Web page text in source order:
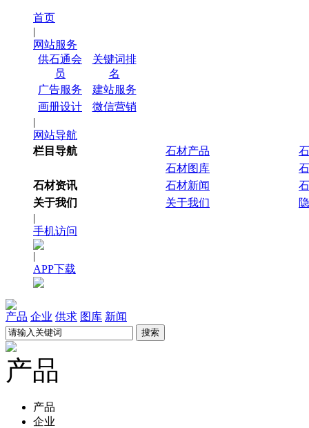
首页
|
网站服务
供石通会
员
关键词排
名
广告服务
建站服务
画册设计
微信营销
|
网站导航
栏目导航
石材产品
石材图库
石材资讯
石材新闻
关于我们
关于我们
|
手机访问
|
APP下载
产品 企业 供求 图库 新闻
产品
产品
企业